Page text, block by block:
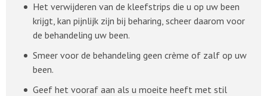
Het verwijderen van de kleefstrips die u op uw been
krijgt, kan pijnlijk zijn bij beharing, scheer daarom voor
de behandeling uw been.
Smeer voor de behandeling geen crème of zalf op uw
been.
Geef het vooraf aan als u moeite heeft met stil